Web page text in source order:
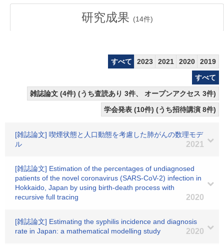
研究成果 (14件)
すべて 2023 2021 2020
2019
すべて
雑誌論文 (4件) (うち査読あり 3件、 オープンアクセス 3件)
学会発表 (10件) (うち招待講演 8件)
[雑誌論文] 喫煙状態と人口動態を考慮した肺がんの数理モデ
ル
2021
[雑誌論文] Estimation of the percentages of undiagnosed
patients of the novel coronavirus (SARS-CoV-2) infection in
Hokkaido, Japan by using birth-death process with
recursive full tracing
2020
[雑誌論文] Estimating the syphilis incidence and diagnosis
rate in Japan: a mathematical modelling study
2020